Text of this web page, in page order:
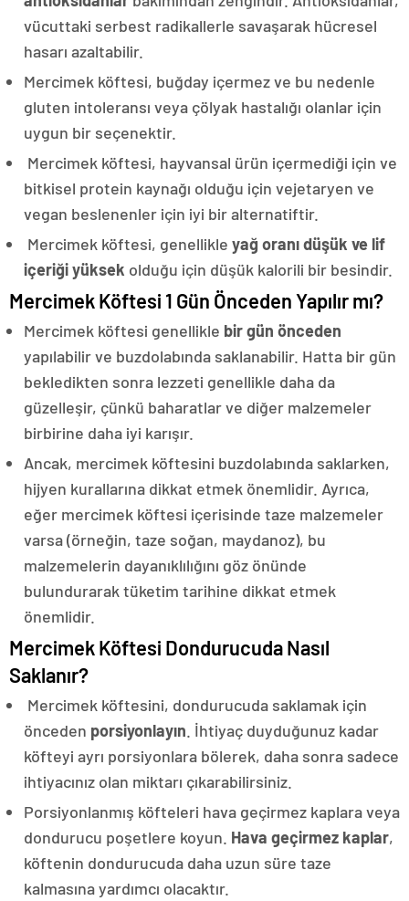
vücuttaki serbest radikallerle savaşarak hücresel
hasarı azaltabilir.
Mercimek köftesi, buğday içermez ve bu nedenle
gluten intoleransı veya çölyak hastalığı olanlar için
uygun bir seçenektir.
Mercimek köftesi, hayvansal ürün içermediği için ve
bitkisel protein kaynağı olduğu için vejetaryen ve
vegan beslenenler için iyi bir alternatiftir.
Mercimek köftesi, genellikle yağ oranı düşük ve lif
içeriği yüksek olduğu için düşük kalorili bir besindir.
Mercimek Köftesi 1 Gün Önceden Yapılır mı?
Mercimek köftesi genellikle bir gün önceden
yapılabilir ve buzdolabında saklanabilir. Hatta bir gün
bekledikten sonra lezzeti genellikle daha da
güzelleşir, çünkü baharatlar ve diğer malzemeler
birbirine daha iyi karışır.
Ancak, mercimek köftesini buzdolabında saklarken,
hijyen kurallarına dikkat etmek önemlidir. Ayrıca,
eğer mercimek köftesi içerisinde taze malzemeler
varsa (örneğin, taze soğan, maydanoz), bu
malzemelerin dayanıklılığını göz önünde
bulundurarak tüketim tarihine dikkat etmek
önemlidir.
Mercimek Köftesi Dondurucuda Nasıl
Saklanır?
Mercimek köftesini, dondurucuda saklamak için
önceden porsiyonlayın . İhtiyaç duyduğunuz kadar
köfteyi ayrı porsiyonlara bölerek, daha sonra sadece
ihtiyacınız olan miktarı çıkarabilirsiniz.
Porsiyonlanmış köfteleri hava geçirmez kaplara veya
dondurucu poşetlere koyun. Hava geçirmez kaplar,
köftenin dondurucuda daha uzun süre taze
kalmasına yardımcı olacaktır.